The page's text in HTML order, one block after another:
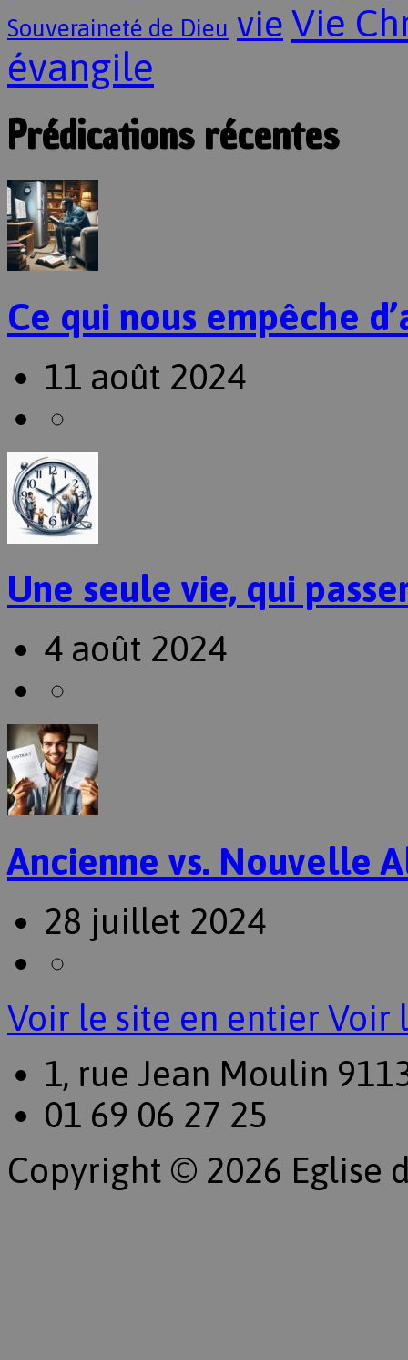
Souveraineté de Dieu vie Vie
évangile
Prédications récentes
Ce qui nous empêche
11 août 2024
Une seule vie, qui
4 août 2024
Ancienne vs. Nouvelle
28 juillet 2024
Voir le site en entier Voir
1, rue Jean Moulin
01 69 06 27 25
Copyright © 2026 Eglise